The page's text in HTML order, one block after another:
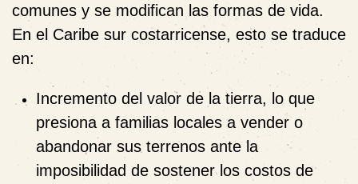
comunes y se modifican las formas de vida.
En el Caribe sur costarricense, esto se traduce
en:
Incremento del valor de la tierra, lo que
presiona a familias locales a vender o
abandonar sus terrenos ante la
imposibilidad de sostener los costos de